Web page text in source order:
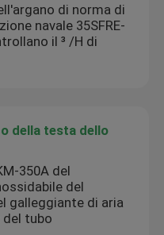
di norma di
navale 35SFRE-
il ³ /H di
della testa dello
350A del
del
galleggiante di aria
del tubo